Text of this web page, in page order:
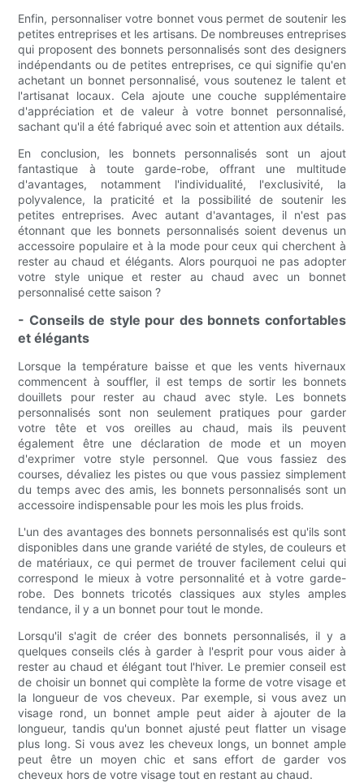
Enfin, personnaliser votre bonnet vous permet de soutenir les
petites entreprises et les artisans. De nombreuses entreprises
qui proposent des bonnets personnalisés sont des designers
indépendants ou de petites entreprises, ce qui signifie qu'en
achetant un bonnet personnalisé, vous soutenez le talent et
l'artisanat locaux. Cela ajoute une couche supplémentaire
d'appréciation et de valeur à votre bonnet personnalisé,
sachant qu'il a été fabriqué avec soin et attention aux détails.
En conclusion, les bonnets personnalisés sont un ajout
fantastique à toute garde-robe, offrant une multitude
d'avantages, notamment l'individualité, l'exclusivité, la
polyvalence, la praticité et la possibilité de soutenir les
petites entreprises. Avec autant d'avantages, il n'est pas
étonnant que les bonnets personnalisés soient devenus un
accessoire populaire et à la mode pour ceux qui cherchent à
rester au chaud et élégants. Alors pourquoi ne pas adopter
votre style unique et rester au chaud avec un bonnet
personnalisé cette saison ?
- Conseils de style pour des bonnets confortables
et élégants
Lorsque la température baisse et que les vents hivernaux
commencent à souffler, il est temps de sortir les bonnets
douillets pour rester au chaud avec style. Les bonnets
personnalisés sont non seulement pratiques pour garder
votre tête et vos oreilles au chaud, mais ils peuvent
également être une déclaration de mode et un moyen
d'exprimer votre style personnel. Que vous fassiez des
courses, dévaliez les pistes ou que vous passiez simplement
du temps avec des amis, les bonnets personnalisés sont un
accessoire indispensable pour les mois les plus froids.
L'un des avantages des bonnets personnalisés est qu'ils sont
disponibles dans une grande variété de styles, de couleurs et
de matériaux, ce qui permet de trouver facilement celui qui
correspond le mieux à votre personnalité et à votre garde-
robe. Des bonnets tricotés classiques aux styles amples
tendance, il y a un bonnet pour tout le monde.
Lorsqu'il s'agit de créer des bonnets personnalisés, il y a
quelques conseils clés à garder à l'esprit pour vous aider à
rester au chaud et élégant tout l'hiver. Le premier conseil est
de choisir un bonnet qui complète la forme de votre visage et
la longueur de vos cheveux. Par exemple, si vous avez un
visage rond, un bonnet ample peut aider à ajouter de la
longueur, tandis qu'un bonnet ajusté peut flatter un visage
plus long. Si vous avez les cheveux longs, un bonnet ample
peut être un moyen chic et sans effort de garder vos
cheveux hors de votre visage tout en restant au chaud.